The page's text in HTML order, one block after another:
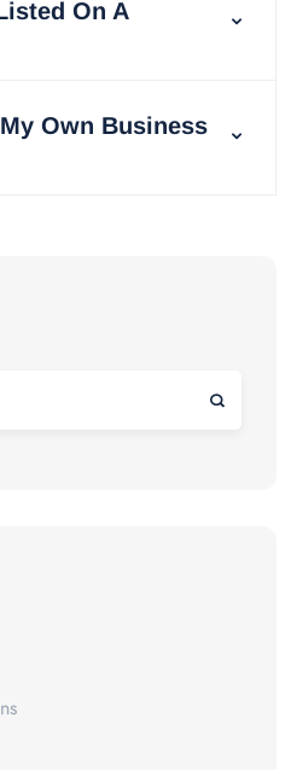
On A
Own Business